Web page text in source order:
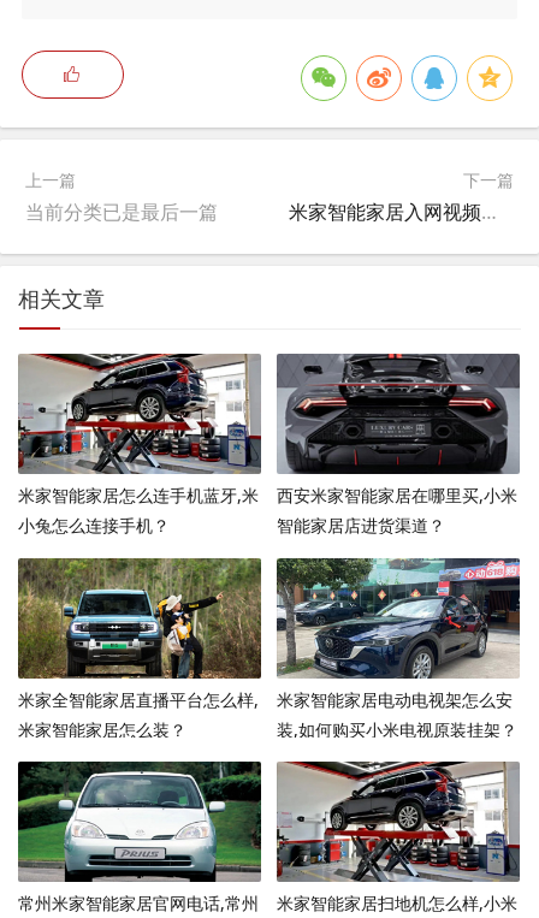
上一篇
当前分类已是最后一篇
下一篇
米家智能家居入网视频教程,小米手机有进网许可证吗？
相关文章
米家智能家居怎么连手机蓝牙,米
小兔怎么连接手机？
西安米家智能家居在哪里买,小米
智能家居店进货渠道？
米家全智能家居直播平台怎么样,
米家智能家居怎么装？
米家智能家居电动电视架怎么安
装,如何购买小米电视原装挂架？
常州米家智能家居官网电话,常州
米家智能家居扫地机怎么样,小米